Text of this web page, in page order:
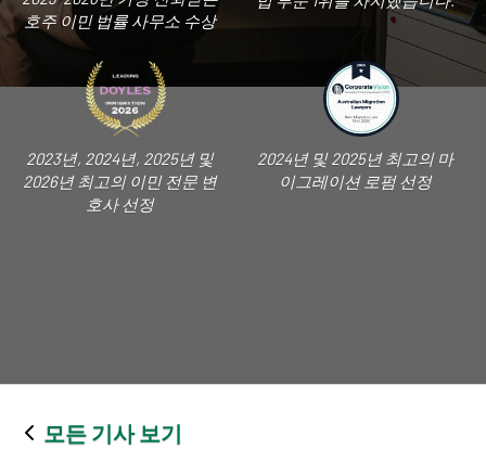
호주 이민 법률 사무소 수상
2023년, 2024년, 2025년 및
2026년 최고의 이민 전문 변
호사 선정
2024년 및 2025년 최고의 마
이그레이션 로펌 선정
모든 기사 보기